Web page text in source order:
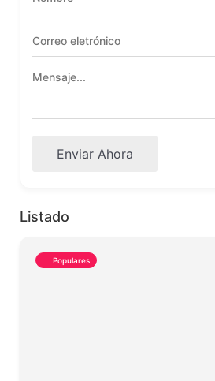
Enviar Ahora
Listado
Populares